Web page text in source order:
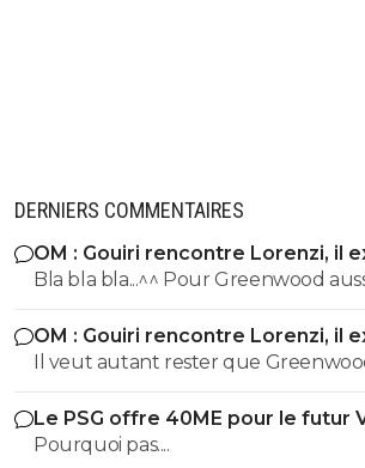
DERNIERS COMMENTAIRES
OM : Gouiri rencontre Lorenzi, il
Bla bla bla...^^ Pour Greenwood aussi, c etait IA Provence,
jusqu a ce qu'il pose avec le maillot
OM : Gouiri rencontre Lorenzi, il
Il veut autant rester que
Le PSG offre 40ME pour le futur
Pourquoi pas....